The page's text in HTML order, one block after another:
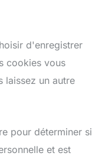
d'enregistrer
cookies vous
laissez un autre
pour déterminer si
et est